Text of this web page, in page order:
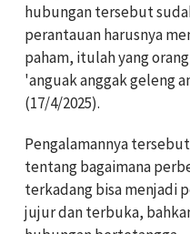
hubungan tersebut
perantauan harusnya
paham, itulah yang
'anguak anggak geleng
(17/4/2025).
Pengalamannya
tentang bagaimana
terkadang bisa menjadi
jujur dan terbuka,